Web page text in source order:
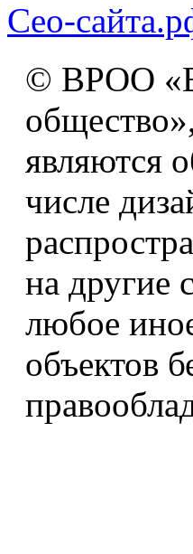
Сео-
© ВРОО
являются
числе
на другие
любое
объектов